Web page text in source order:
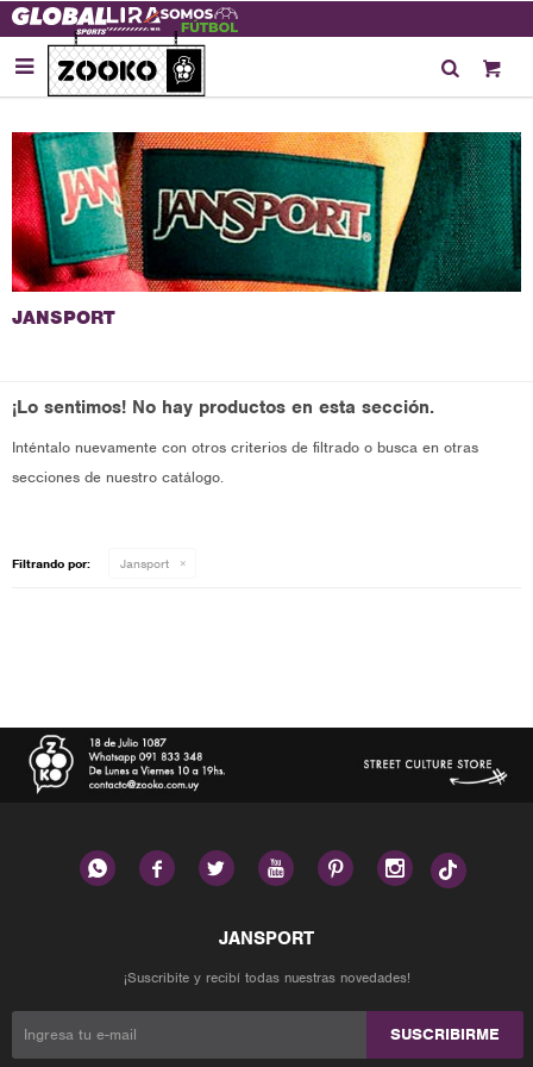

¡Lo sentimos! No hay productos en esta sección.
Inténtalo nuevamente con otros criterios de filtrado o busca en otras
secciones de nuestro catálogo.
Filtrando por: Jansport
     
¡Suscribite y recibí todas nuestras novedades!
SUSCRIBIRME